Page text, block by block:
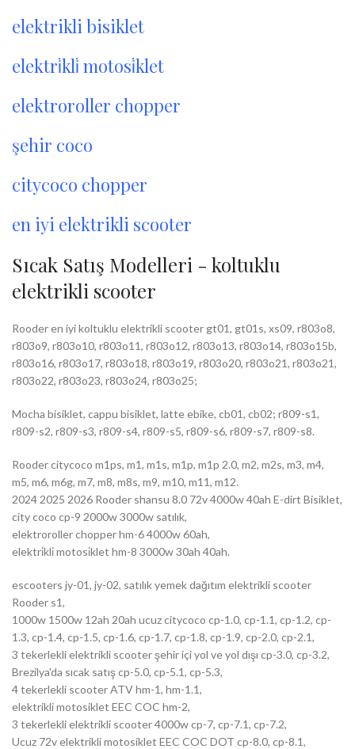
elektrikli bisiklet
elektri̇kli̇ motosi̇klet
elektroroller chopper
şehir coco
citycoco chopper
en iyi elektrikli scooter
Sıcak Satış Modelleri - koltuklu
elektrikli scooter
Rooder en iyi koltuklu elektrikli scooter gt01, gt01s, xs09, r803o8,
r803o9, r803o10, r803o11, r803o12, r803o13, r803o14, r803o15b,
r803o16, r803o17, r803o18, r803o19, r803o20, r803o21, r803o21,
r803o22, r803o23, r803o24, r803o25;
Mocha bisiklet, cappu bisiklet, latte ebike, cb01, cb02; r809-s1,
r809-s2, r809-s3, r809-s4, r809-s5, r809-s6, r809-s7, r809-s8.
Rooder citycoco m1ps, m1, m1s, m1p, m1p 2.0, m2, m2s, m3, m4,
m5, m6, m6g, m7, m8, m8s, m9, m10, m11, m12.
2024 2025 2026 Rooder shansu 8.0 72v 4000w 40ah E-dirt Bisiklet,
city coco cp-9 2000w 3000w satılık,
elektroroller chopper hm-6 4000w 60ah,
elektri̇kli̇ motosi̇klet hm-8 3000w 30ah 40ah.
escooters jy-01, jy-02, satılık yemek dağıtım elektrikli scooter
Rooder s1,
1000w 1500w 12ah 20ah ucuz citycoco cp-1.0, cp-1.1, cp-1.2, cp-
1.3, cp-1.4, cp-1.5, cp-1.6, cp-1.7, cp-1.8, cp-1.9, cp-2.0, cp-2.1,
3 tekerlekli elektrikli scooter şehir içi yol ve yol dışı cp-3.0, cp-3.2,
Brezilya'da sıcak satış cp-5.0, cp-5.1, cp-5.3,
4 tekerlekli scooter ATV hm-1, hm-1.1,
elektrikli motosiklet EEC COC hm-2,
3 tekerlekli elektrikli scooter 4000w cp-7, cp-7.1, cp-7.2,
Ucuz 72v elektrikli motosiklet EEC COC DOT cp-8.0, cp-8.1,